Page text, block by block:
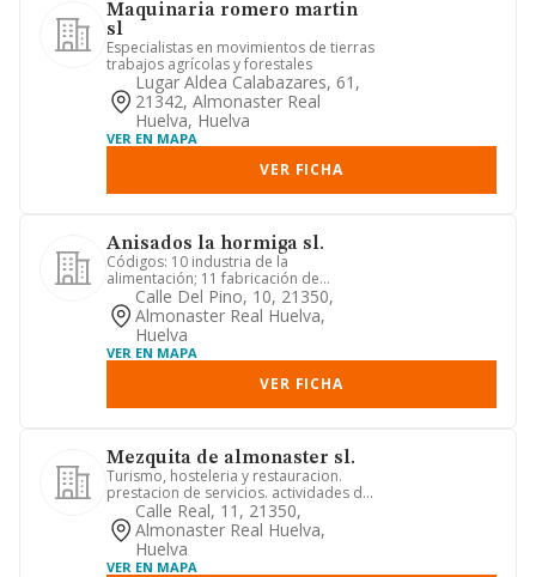
Maquinaria romero martin
sl
Especialistas en movimientos de tierras
trabajos agrícolas y forestales
Lugar Aldea Calabazares, 61,
21342, Almonaster Real
Huelva, Huelva
VER EN MAPA
VER FICHA
Anisados la hormiga sl.
Códigos: 10 industria de la
alimentación; 11 fabricación de
bebidas; 46 comercio al por mayor e
int...
Calle Del Pino, 10, 21350,
Almonaster Real Huelva,
Huelva
VER EN MAPA
VER FICHA
Mezquita de almonaster sl.
Turismo, hosteleria y restauracion.
prestacion de servicios. actividades de
gestion y administració...
Calle Real, 11, 21350,
Almonaster Real Huelva,
Huelva
VER EN MAPA